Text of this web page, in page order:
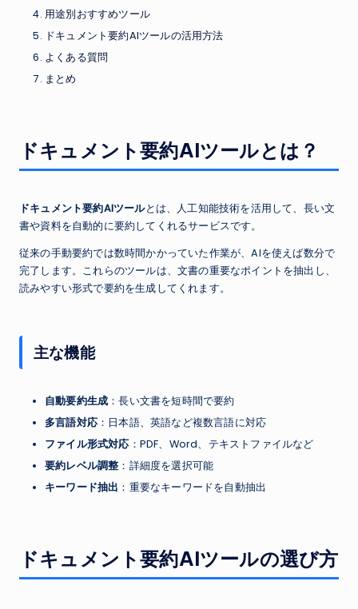
用途別おすすめツール
ドキュメント要約AIツールの活用方法
よくある質問
まとめ
ドキュメント要約AIツールとは？
ドキュメント要約AIツールとは、人工知能技術を活用して、長い文
書や資料を自動的に要約してくれるサービスです。
従来の手動要約では数時間かかっていた作業が、AIを使えば数分で
完了します。これらのツールは、文書の重要なポイントを抽出し、
読みやすい形式で要約を生成してくれます。
主な機能
自動要約生成 ：長い文書を短時間で要約
多言語対応 ：日本語、英語など複数言語に対応
ファイル形式対応 ：PDF、Word、テキストファイルなど
要約レベル調整 ：詳細度を選択可能
キーワード抽出 ：重要なキーワードを自動抽出
ドキュメント要約AIツールの選び方